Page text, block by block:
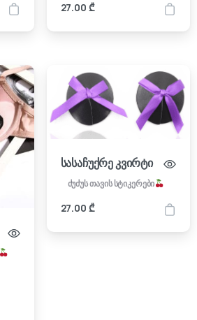
27.00 ₾
სასაჩუქრე კვირტი
ძუძუს თავის სტიკერები
27.00 ₾